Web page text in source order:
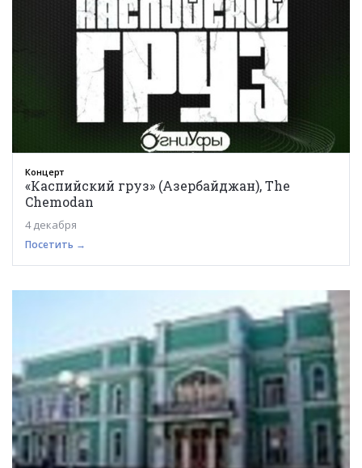
Концерт
«Каспийский груз» (Азербайджан), The
Chemodan
4 декабря
Посетить →